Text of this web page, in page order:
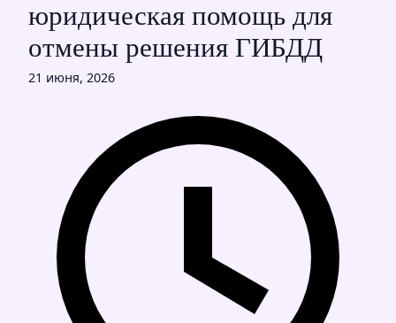
юридическая помощь для
отмены решения ГИБДД
21 июня, 2026